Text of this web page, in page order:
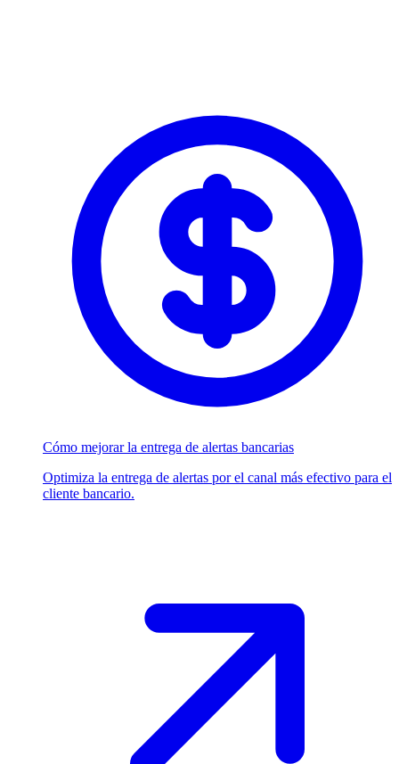
Cómo mejorar la entrega de alertas bancarias
Optimiza la entrega de alertas por el canal más efectivo para el
cliente bancario.